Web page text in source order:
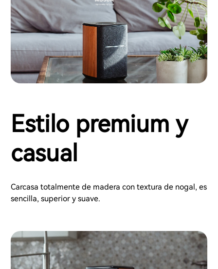
Estilo premium y
casual
Carcasa totalmente de madera con textura de nogal, es
sencilla, superior y suave.